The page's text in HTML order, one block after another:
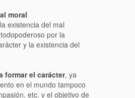
moral
existencia del mal
por la
y la existencia del
formar el carácter, ya
en el mundo tampoco
etc. y el objetivo de